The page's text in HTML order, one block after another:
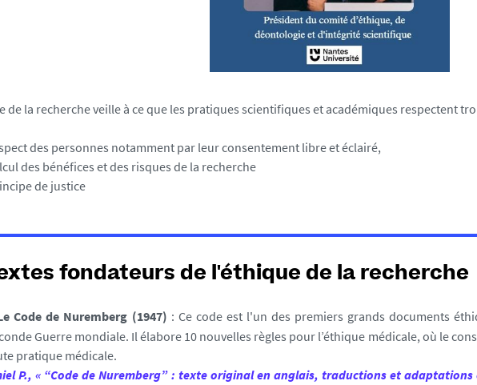
de la recherche veille à ce que les pratiques scientifiques et académiques respectent
des personnes notamment par leur consentement libre et éclairé,
des bénéfices et des risques de la recherche
de justice
fondateurs de l'éthique de la recherche
Code de Nuremberg (1947) : Ce code est l'un des premiers grands documents
Guerre mondiale. Il élabore 10 nouvelles règles pour l’éthique médicale, où le
pratique médicale.
P., « “Code de Nuremberg” : texte original en anglais, traductions et adaptations